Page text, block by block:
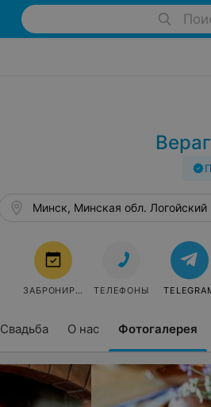
Свадьба О нас Фотогалерея
Минск, Минская обл. Логойский
ЗАБРОНИРОВАТЬТЕЛЕФОНЫ